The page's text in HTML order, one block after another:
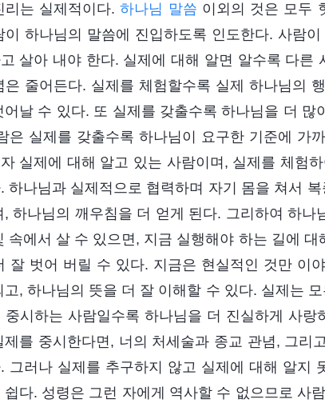
리는 실제적이다.하나님 말씀 이외의 것은 모두
이 하나님의 말씀에 진입하도록 인도한다. 사람
살아 내야 한다. 실제에 대해 알면 알수록 다
은 줄어든다. 실제를 체험할수록 실제 하나님의
어날 수 있다. 또 실제를 갖출수록 하나님을 더
은 실제를 갖출수록 하나님이 요구한 기준에 가
실제에 대해 알고 있는 사람이며, 실제를 체험
하나님과 실제적으로 협력하며 자기 몸을 쳐서
, 하나님의 깨우침을 더 얻게 된다. 그리하여 하
속에서 살 수 있으면, 지금 실행해야 하는 길에 대
잘 벗어 버릴 수 있다. 지금은 현실적인 것만 이
고, 하나님의 뜻을 더 잘 이해할 수 있다. 실제는
중시하는 사람일수록 하나님을 더 진실하게 사
제를 중시한다면, 너의 처세술과 종교 관념, 그리
그러나 실제를 추구하지 않고 실제에 대해 알지
쉽다. 성령은 그런 자에게 역사할 수 없으므로 사